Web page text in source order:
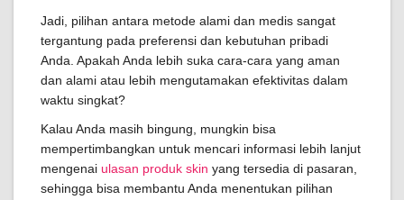
Jadi, pilihan antara metode alami dan medis sangat
tergantung pada preferensi dan kebutuhan pribadi
Anda. Apakah Anda lebih suka cara-cara yang aman
dan alami atau lebih mengutamakan efektivitas dalam
waktu singkat?
Kalau Anda masih bingung, mungkin bisa
mempertimbangkan untuk mencari informasi lebih lanjut
mengenai ulasan produk skin yang tersedia di pasaran,
sehingga bisa membantu Anda menentukan pilihan